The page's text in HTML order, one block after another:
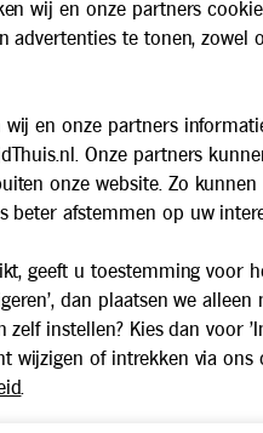
wij en onze partners
advertenties te tonen, zowel
wij en onze partners
Onze partners
onze website. Zo kunnen
beter afstemmen op uw
geeft u toestemming voor
dan plaatsen we alleen
zelf instellen? Kies dan voor
wijzigen of intrekken via ons
.